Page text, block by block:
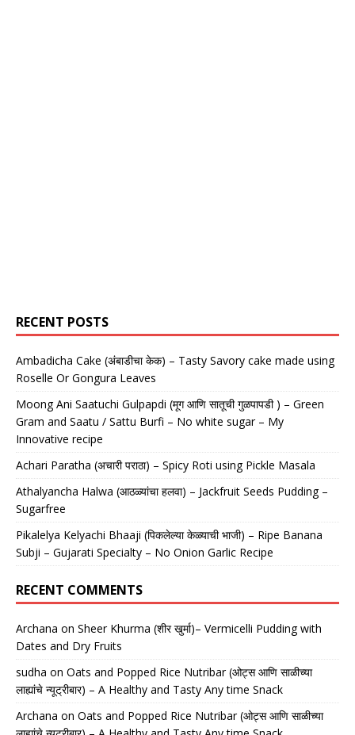
RECENT POSTS
Ambadicha Cake (अंबाडीचा केक) – Tasty Savory cake made using
Roselle Or Gongura Leaves
Moong Ani Saatuchi Gulpapdi (मूग आणि सातूची गुळपापडी ) – Green
Gram and Saatu / Sattu Burfi – No white sugar – My
Innovative recipe
Achari Paratha (अचारी पराठा) – Spicy Roti using Pickle Masala
Athalyancha Halwa (आठळ्यांचा हलवा) – Jackfruit Seeds Pudding –
Sugarfree
Pikalelya Kelyachi Bhaaji (पिकलेल्या केळ्याची भाजी) – Ripe Banana
Subji – Gujarati Specialty – No Onion Garlic Recipe
RECENT COMMENTS
Archana on Sheer Khurma (शीर खुर्मा)– Vermicelli Pudding with
Dates and Dry Fruits
sudha on Oats and Popped Rice Nutribar (ओट्स आणि साळीच्या
लाह्यांचे न्यूट्रीबार) – A Healthy and Tasty Any time Snack
Archana on Oats and Popped Rice Nutribar (ओट्स आणि साळीच्या